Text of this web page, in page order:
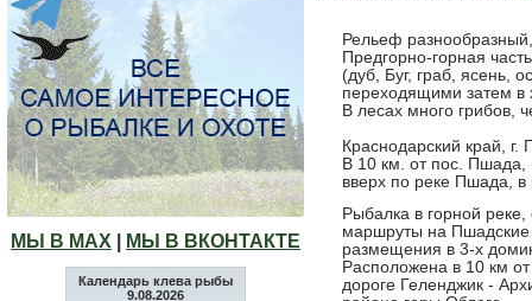
МЫ В МАХ МЫ В ВКОНТАКТЕ
Календарь клева рыбы
9.08.2026
Рельеф
Предгорно-горная
(дуб, Буг, граб, ясень,
переходящими затем в
В лесах много грибов,
Краснодарский край,
В 10 км. от пос. Пшада,
вверх по реке Пшада,
Рыбалка в горной реке,
маршруты на
размещения в 3-х
Расположена в 10 км
дороге Геленджик -